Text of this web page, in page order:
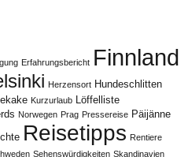
Erfahrungsbericht Finnland
Herzensort Hundeschlitten
Kurzurlaub Löffelliste
Norwegen Prag Pressereise Päijänne
Reisetipps Rentiere
Sehenswürdigkeiten Skandinavien